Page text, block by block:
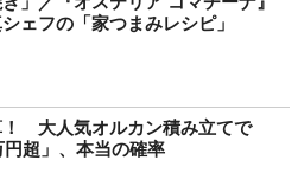
ェフの「家つまみレシピ」
大人気オルカン積み立てで
円超」、本当の確率